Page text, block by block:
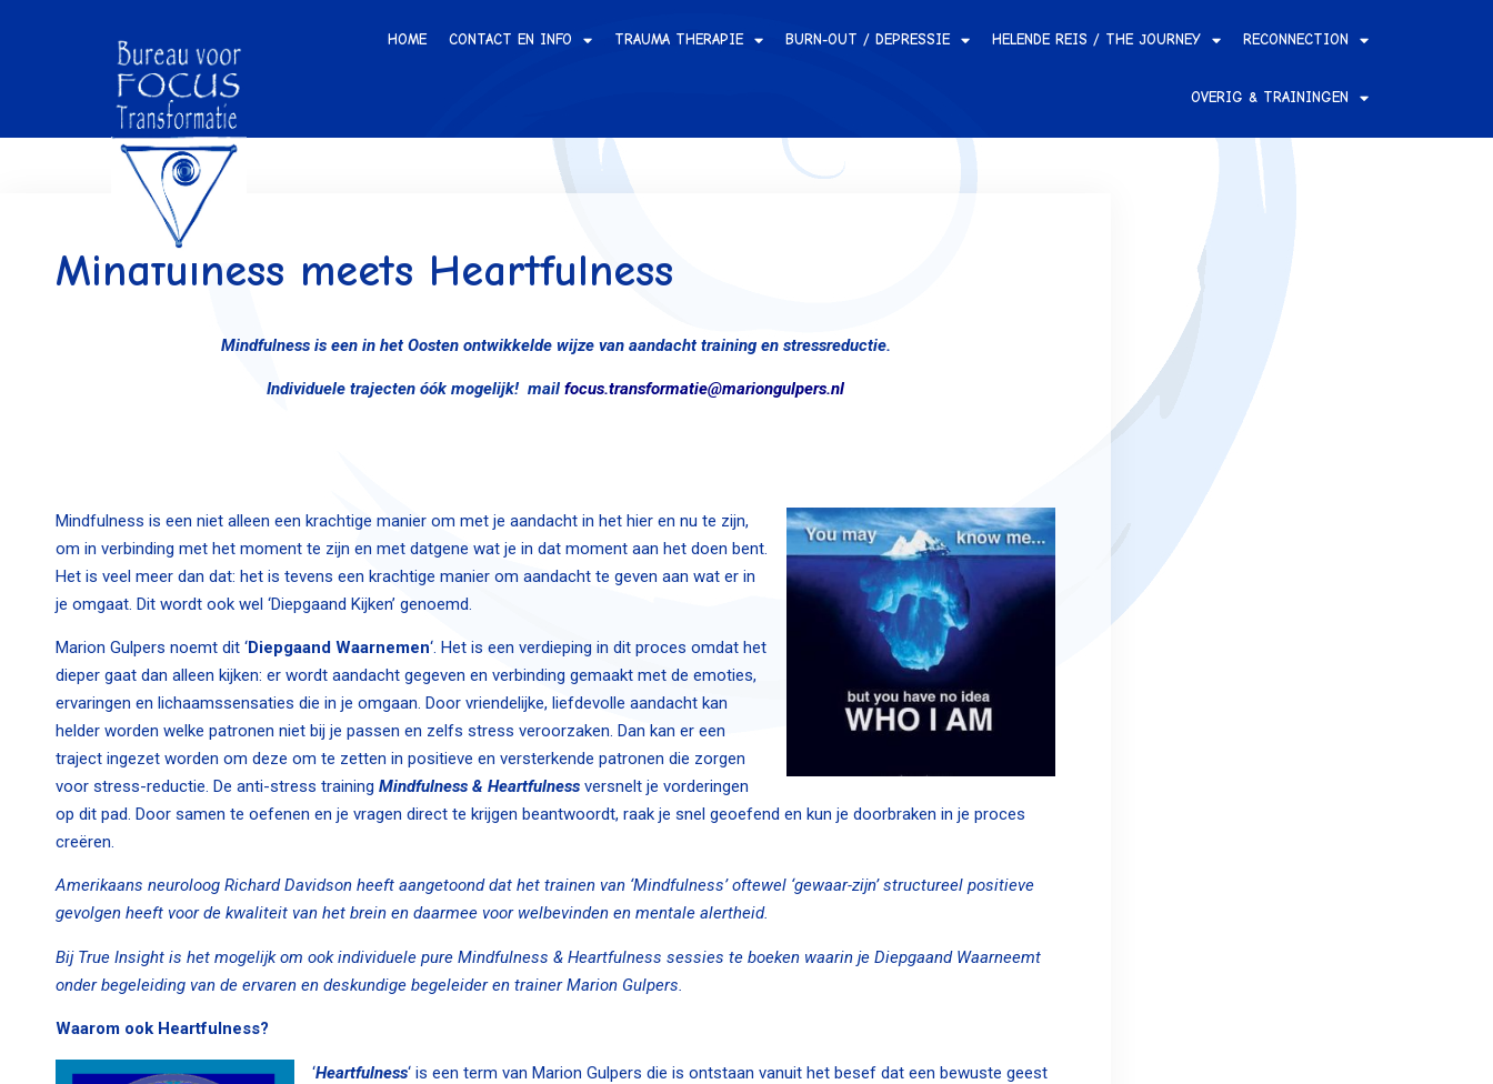
HOME CONTACT EN INFO TRAUMA THERAPIE BURN-OUT / DEPRESSIE HELENDE REIS / THE JOURNEY RECONNECTION
OVERIG & TRAININGEN
Mindfulness meets Heartfulness
Mindfulness is een in het Oosten ontwikkelde wijze van aandacht training en stressreductie.
Individuele trajecten óók mogelijk! mail focus.transformatie@mariongulpers.nl
Mindfulness is een niet alleen een krachtige manier om met je aandacht in het hier en nu te zijn,
om in verbinding met het moment te zijn en met datgene wat je in dat moment aan het doen bent.
Het is veel meer dan dat: het is tevens een krachtige manier om aandacht te geven aan wat er in
je omgaat. Dit wordt ook wel ‘Diepgaand Kijken’ genoemd.
Marion Gulpers noemt dit ‘Diepgaand Waarnemen‘. Het is een verdieping in dit proces omdat het
dieper gaat dan alleen kijken: er wordt aandacht gegeven en verbinding gemaakt met de emoties,
ervaringen en lichaamssensaties die in je omgaan. Door vriendelijke, liefdevolle aandacht kan
helder worden welke patronen niet bij je passen en zelfs stress veroorzaken. Dan kan er een
traject ingezet worden om deze om te zetten in positieve en versterkende patronen die zorgen
voor stress-reductie. De anti-stress training Mindfulness & Heartfulness versnelt je vorderingen
op dit pad. Door samen te oefenen en je vragen direct te krijgen beantwoordt, raak je snel geoefend en kun je doorbraken in je proces
creëren.
Amerikaans neuroloog Richard Davidson heeft aangetoond dat het trainen van ‘Mindfulness’ oftewel ‘gewaar-zijn’ structureel positieve
gevolgen heeft voor de kwaliteit van het brein en daarmee voor welbevinden en mentale alertheid.
Bij True Insight is het mogelijk om ook individuele pure Mindfulness & Heartfulness sessies te boeken waarin je Diepgaand Waarneemt
onder begeleiding van de ervaren en deskundige begeleider en trainer Marion Gulpers.
Waarom ook Heartfulness?
‘Heartfulness‘ is een term van Marion Gulpers die is ontstaan vanuit het besef dat een bewuste geest